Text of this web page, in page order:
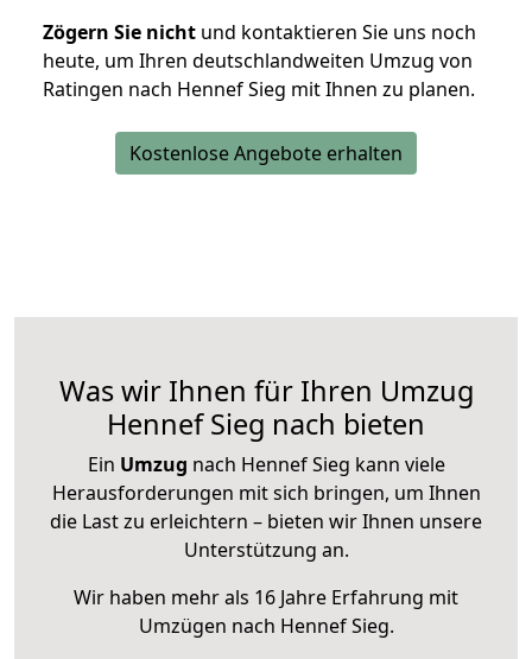
Zögern Sie nicht und kontaktieren Sie uns noch
heute, um Ihren deutschlandweiten Umzug von
Ratingen nach Hennef Sieg mit Ihnen zu planen.
Kostenlose Angebote erhalten
Was wir Ihnen für Ihren Umzug
Hennef Sieg nach bieten
Ein Umzug nach Hennef Sieg kann viele
Herausforderungen mit sich bringen, um Ihnen
die Last zu erleichtern – bieten wir Ihnen unsere
Unterstützung an.
Wir haben mehr als 16 Jahre Erfahrung mit
Umzügen nach Hennef Sieg.